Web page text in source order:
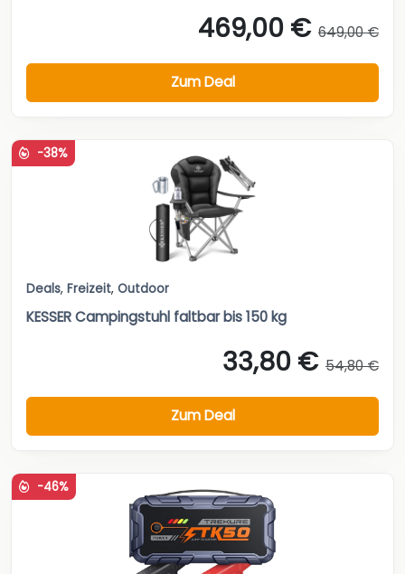
469,00 € 649,00 €
Zum Deal
-38%
Deals, Freizeit, Outdoor
KESSER Campingstuhl faltbar bis 150 kg
33,80 € 54,80 €
Zum Deal
-46%